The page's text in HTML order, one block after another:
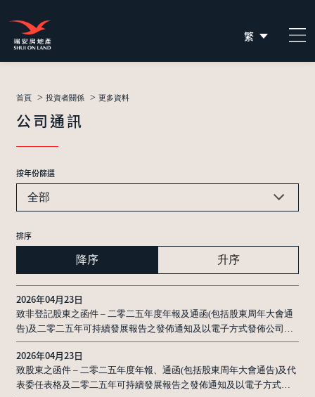
繁
简
首頁 > 投資者關係 > 更多資料
公司通訊
按年份篩選
全部
排序
降序 升序
2026年04月23日
致非登記股東之函件 – 二零二五年度年報及通函(包括股東周年大會通
告)及二零二五年可持續發展報告之發佈通知及以電子方式發佈公司通
訊之安排及回條
2026年04月23日
致股東之函件 – 二零二五年度年報、通函(包括股東周年大會通告)及代
表委任表格及二零二五年可持續發展報告之發佈通知及以電子方式發